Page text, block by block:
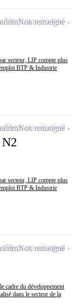
secteur, LIP compte plus
BTP & Industrie
Non renseigné
à ma sélection
secteur, LIP compte plus
BTP & Industrie
Non renseigné
à ma sélection
cadre du développement
dans le secteur de la
Non renseigné
à ma sélection